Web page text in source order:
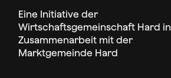
Eine Initiative der
Wirtschaftsgemeinschaft Hard in
Zusammenarbeit mit der
Marktgemeinde Hard